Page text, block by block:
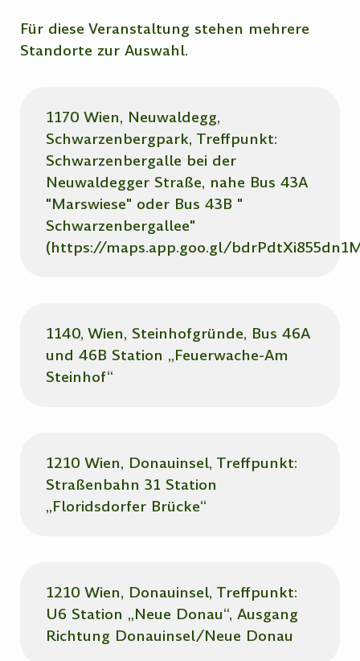
Für diese Veranstaltung stehen mehrere
Standorte zur Auswahl.
1170 Wien, Neuwaldegg,
Schwarzenbergpark, Treffpunkt:
Schwarzenbergalle bei der
Neuwaldegger Straße, nahe Bus 43A
"Marswiese" oder Bus 43B "
Schwarzenbergallee"
(https://maps.app.goo.gl/
1140, Wien, Steinhofgründe, Bus 46A
und 46B Station „Feuerwache-Am
Steinhof“
1210 Wien, Donauinsel, Treffpunkt:
Straßenbahn 31 Station
„Floridsdorfer Brücke“
1210 Wien, Donauinsel, Treffpunkt:
U6 Station „Neue Donau“, Ausgang
Richtung Donauinsel/Neue Donau